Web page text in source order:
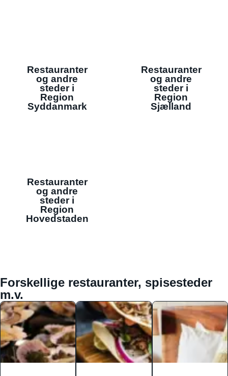
Restauranter
og andre
steder i
Region
Syddanmark
Restauranter
og andre
steder i
Region
Sjælland
Restauranter
og andre
steder i
Region
Hovedstaden
Forskellige restauranter, spisesteder
m.v.